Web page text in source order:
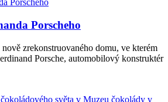
Porscheho
zrekonstruovaného domu, ve kterém
Porsche, automobilový konstruktér